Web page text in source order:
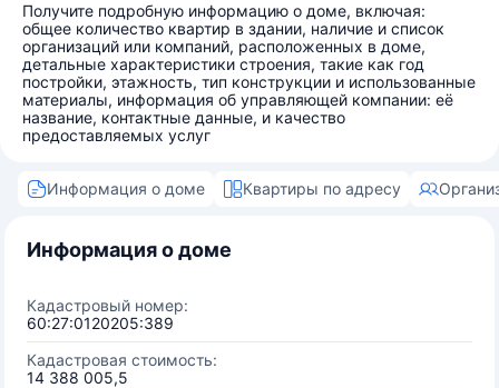
Получите подробную информацию о доме, включая:
общее количество квартир в здании, наличие и список
организаций или компаний, расположенных в доме,
детальные характеристики строения, такие как год
постройки, этажность, тип конструкции и использованные
материалы, информация об управляющей компании: её
название, контактные данные, и качество
предоставляемых услуг
Информация о доме Квартиры по адресу
Информация о доме
Кадастровый номер:
60:27:0120205:389
Кадастровая стоимость:
14 388 005,5